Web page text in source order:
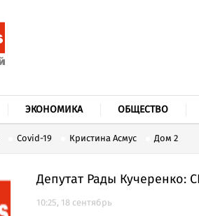
ЭКОНОМИКА ОБЩЕСТВО
Covid-19 Кристина Асмус Дом 2
Депутат Рады Кучеренко:
10:25, 18 сентябрь